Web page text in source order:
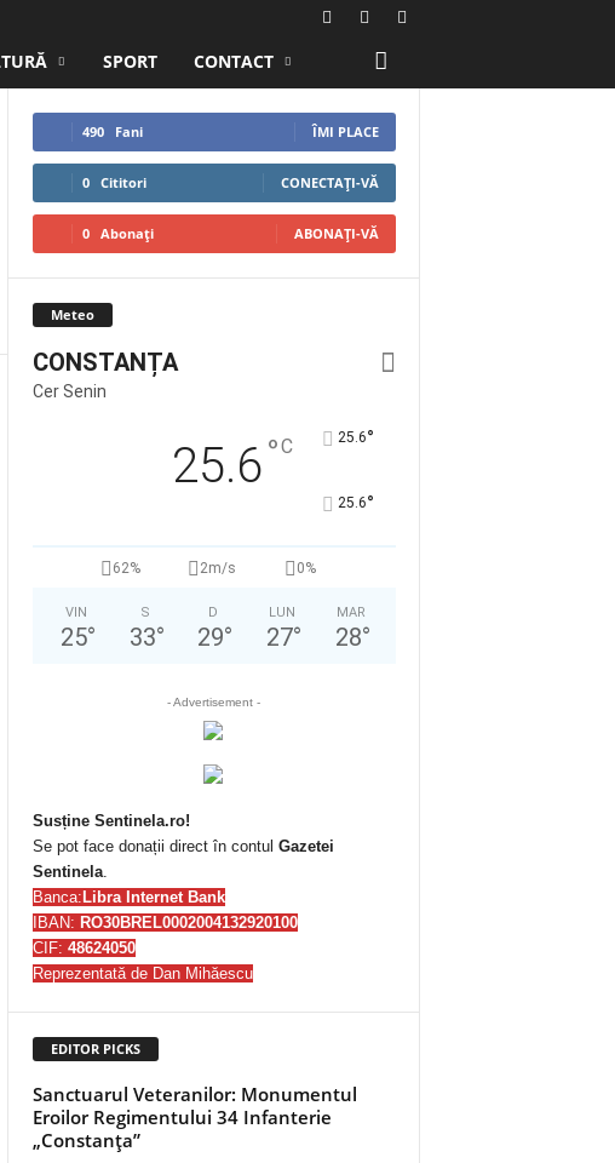
SPORT CONTACT
490 Fani ÎMI PLACE
0 Cititori CONECTAȚI-VĂ
0 Abonați ABONAȚI-VĂ
Meteo
CONSTANȚA
Cer Senin
25.6°C 25.6°
25.6°
62% 2m/s 0%
VIN
25°
S
33°
D
29°
LUN
27°
MAR
28°
- Advertisement -
Susține Sentinela.ro!
Se pot face donații direct în contul Gazetei
Sentinela.
Banca: Libra Internet Bank
IBAN: RO30BREL0002004132920100
CIF: 48624050
Reprezentată de Dan Mihăescu
EDITOR PICKS
Sanctuarul Veteranilor: Monumentul
Eroilor Regimentului 34 Infanterie
„Constanța”